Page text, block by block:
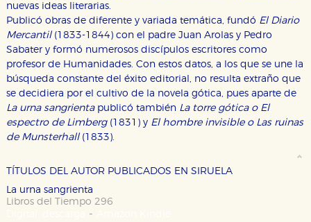
nuevas ideas literarias.
Publicó obras de diferente y variada temática, fundó El Diario
Mercantil (1833-1844) con el padre Juan Arolas y Pedro
Sabater y formó numerosos discípulos escritores como
profesor de Humanidades. Con estos datos, a los que se une la
búsqueda constante del éxito editorial, no resulta extraño que
se decidiera por el cultivo de la novela gótica, pues aparte de
La urna sangrienta publicó también La torre gótica o El
espectro de Limberg(1831) yEl hombre invisible o Las ruinas
de Munsterhall (1833).
TÍTULOS DEL AUTOR PUBLICADOS EN SIRUELA
La urna sangrienta
Libros del Tiempo 296
-
CONFIGURACIÓN DE COOKIES
HABILITAR TODO RECHAZAR TODO
Cookies necesarias
Estas cookies son necesarias para que nuestro sitio
web funcione y no es posible deshabilitarlas desde
nuestro sistema. Es posible hacerlo desde el
correctamente.
Cookies de rendimiento y analíticas
Estas cookies se utilizan para mejorar su experiencia
de navegación y optimizar el funcionamiento de